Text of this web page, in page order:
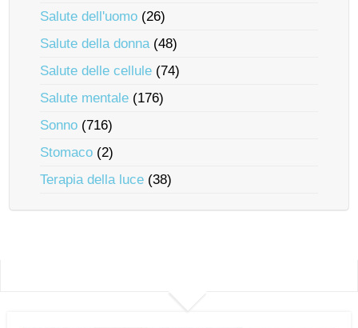
Salute dell'uomo (26)
Salute della donna(48)
Salute delle cellule (74)
Salute mentale (176)
Sonno (716)
Stomaco (2)
Terapia della luce (38)